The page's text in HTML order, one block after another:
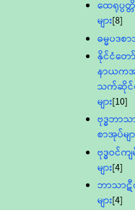
ထေရုပ္ပ
များ[8]
ဓမ္မပဒစ
နိုင်ငံတ
နာယက
သက်ဆိုင်
များ[10]
ဗုဒ္ဓဘာ
စာအုပ်မျ
ဗုဒ္ဓဝင်က
များ[4]
ဘာသာ
များ[4]